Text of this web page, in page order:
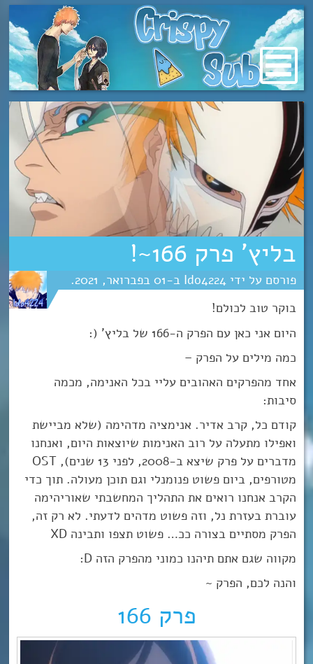
מעבר
לתוכן
בליץ’ פרק 166~!
Ido4224
01 פברואר 2021
בוקר טוב לכולם!
היום אני כאן עם הפרק ה-166 של בליץ’ (:
כמה מילים על הפרק –
אחד מהפרקים האהובים עליי בכל האנימה, מכמה
סיבות:
קודם כל, קרב אדיר. אנימציה מדהימה (שלא מביישת
ואפילו מתעלה על רוב האנימות שיוצאות היום, ואנחנו
מדברים על פרק שיצא ב-2008, לפני 13 שנים), OST
מטורפים, ביום פשוט פנומנלי וגם תוכן מעולה. תוך כדי
הקרב אנחנו רואים את התהליך המחשבתי שאוריהימה
עוברת בעזרת נל, וזה פשוט מדהים לדעתי. לא רק זה,
הפרק מסתיים בצורה ככ… פשוט תצפו ותבינה XD
מקווה שגם אתם תיהנו כמוני מהפרק הזה D:
והנה לכם, הפרק ~
פרק 166